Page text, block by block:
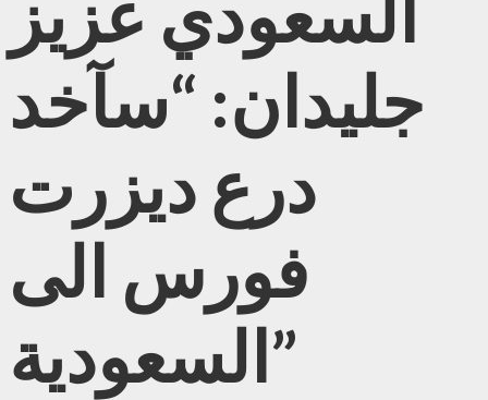
جليدان: “سآخد
درع ديزرت
فورس الى
السعودية”